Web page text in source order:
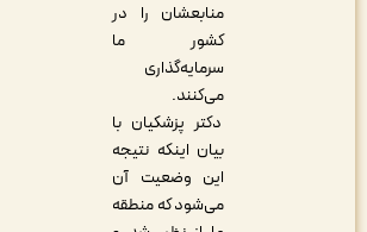
منابعشان را در
کشور ما
سرمایه‌گذاری
دکتر پزشکیان با
بیان اینکه نتیجه
این وضعیت آن
می‌شود که منطقه